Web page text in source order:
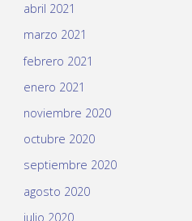
abril 2021
marzo 2021
febrero 2021
enero 2021
noviembre 2020
octubre 2020
septiembre 2020
agosto 2020
julio 2020